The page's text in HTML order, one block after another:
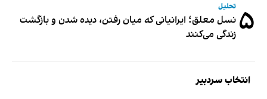
۵ تحلیل
نسل معلق؛ ایرانیانی که میان رفتن، دیده شدن و بازگشت
زندگی می‌کنند
انتخاب سردبیر